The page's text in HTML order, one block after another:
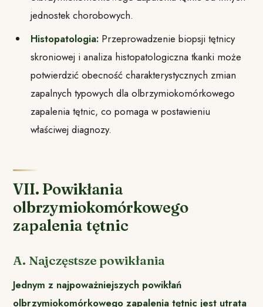
jednostek chorobowych.
Histopatologia: Przeprowadzenie biopsji tętnicy
skroniowej i analiza histopatologiczna tkanki może
potwierdzić obecność charakterystycznych zmian
zapalnych typowych dla olbrzymiokomórkowego
zapalenia tętnic, co pomaga w postawieniu
właściwej diagnozy.
VII. Powikłania
olbrzymiokomórkowego
zapalenia tętnic
A. Najczęstsze powikłania
Jednym z najpoważniejszych powikłań
olbrzymiokomórkowego zapalenia tętnic jest utrata